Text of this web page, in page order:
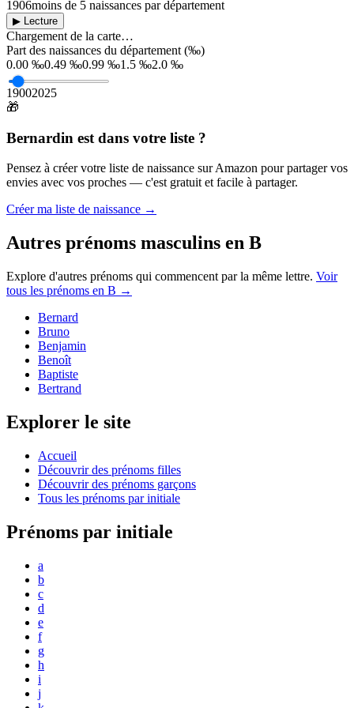
1906moins de 5 naissances par département
▶ Lecture
Chargement de la carte…
Part des naissances du département (‰)
0.00 ‰0.49 ‰0.99 ‰1.5 ‰2.0 ‰
19002025
🎁
Bernardin est dans votre liste ?
Pensez à créer votre liste de naissance sur Amazon pour partager vos
envies avec vos proches — c'est gratuit et facile à partager.
Créer ma liste de naissance →
Autres prénoms masculins en B
Explore d'autres prénoms qui commencent par la même lettre. Voir
tous les prénoms en B →
Bernard
Bruno
Benjamin
Benoît
Baptiste
Bertrand
Explorer le site
Accueil
Découvrir des prénoms filles
Découvrir des prénoms garçons
Tous les prénoms par initiale
Prénoms par initiale
a
b
c
d
e
f
g
h
i
j